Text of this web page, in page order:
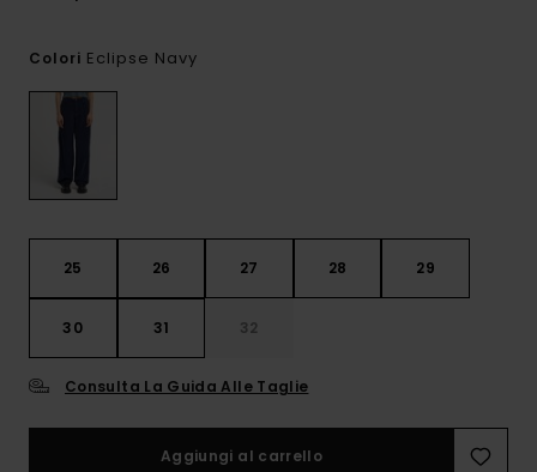
Colori Eclipse Navy
25 26 27 28 29
30 31 32
Consulta La Guida Alle Taglie
Aggiungi al carrello